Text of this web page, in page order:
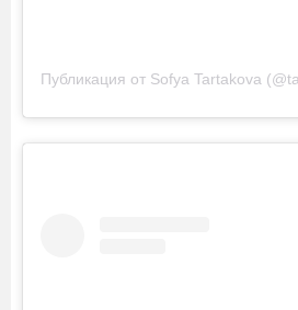
Публикация от Sofya Tartakova